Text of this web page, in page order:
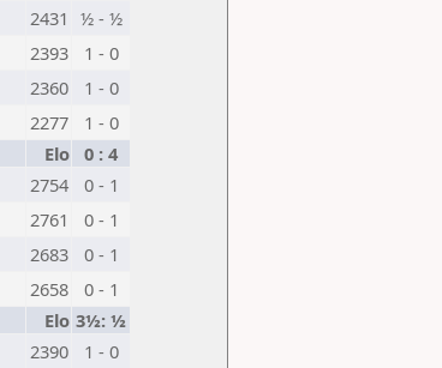
2431 ½ - ½
2393
1 - 0
2360
1 - 0
2277
1 - 0
Elo 0 : 4
2754
0 - 1
2761
0 - 1
2683
0 - 1
2658
0 - 1
Elo 3½: ½
2390
1 - 0